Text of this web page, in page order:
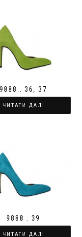
9888 : 36, 37
ЧИТАТИ ДАЛІ
9888 : 39
ЧИТАТИ ДАЛІ